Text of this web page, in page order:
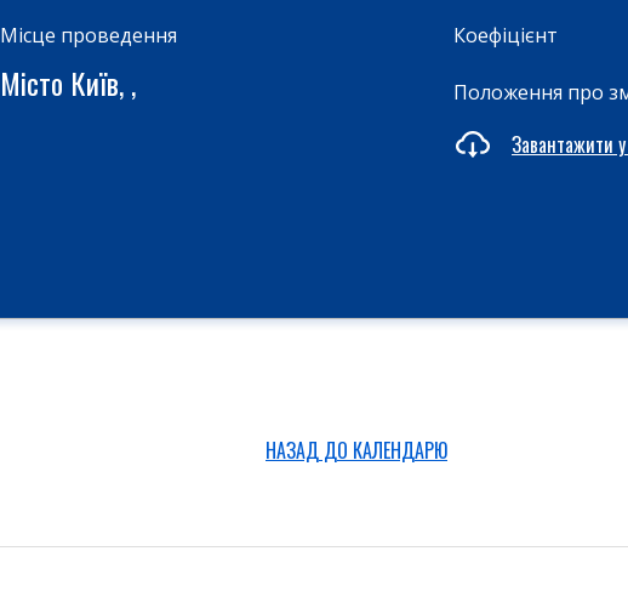
Місце проведення
Місто Київ, ,
Коефіцієнт
Положення про
Завантажити
НАЗАД ДО КАЛЕНДАРЮ